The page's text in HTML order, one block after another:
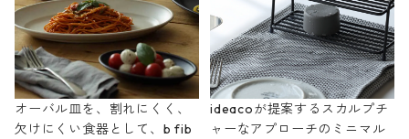
オーバル皿を、割れにくく、
欠けにくい食器として、b fib
ideacoが提案するスカルプチ
ャーなアプローチのミニマル